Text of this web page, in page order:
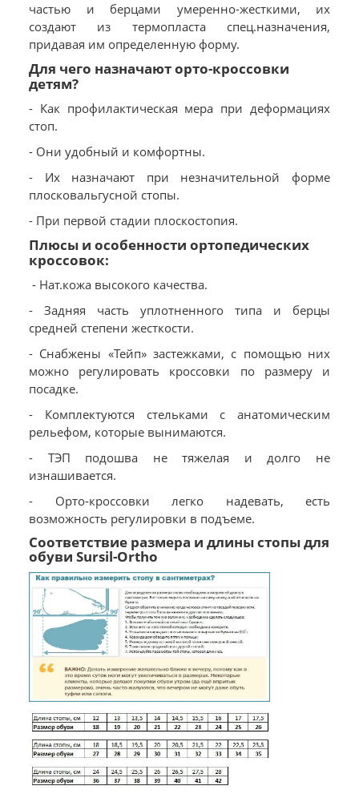
частью и берцами умеренно-жесткими, их
создают из термопласта спец.назначения,
придавая им определенную форму.
Для чего назначают орто-кроссовки
детям?
- Как профилактическая мера при деформациях
стоп.
- Они удобный и комфортны.
- Их назначают при незначительной форме
плосковальгусной стопы.
- При первой стадии плоскостопия.
Плюсы и особенности ортопедических
кроссовок:
- Нат.кожа высокого качества.
- Задняя часть уплотненного типа и берцы
средней степени жесткости.
- Снабжены «Тейп» застежками, с помощью них
можно регулировать кроссовки по размеру и
посадке.
- Комплектуются стельками с анатомическим
рельефом, которые вынимаются.
- ТЭП подошва не тяжелая и долго не
изнашивается.
- Орто-кроссовки легко надевать, есть
возможность регулировки в подъеме.
Соответствие размера и длины стопы для
обуви Sursil-Ortho